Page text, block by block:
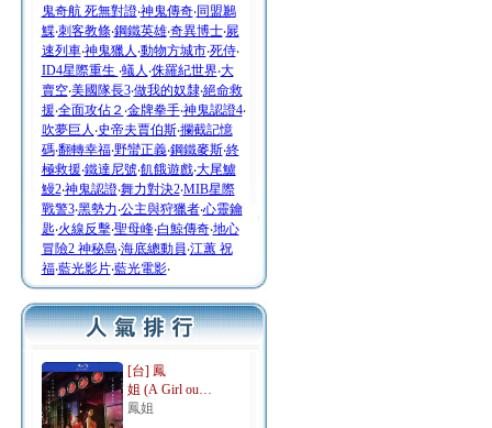
鬼奇航 死無對證‧神鬼傳奇‧同盟鶼
鰈‧刺客教條‧鋼鐵英雄‧奇異博士‧屍
速列車‧神鬼獵人 ‧動物方城市‧死侍‧
ID4星際重生 ‧蟻人 ‧侏羅紀世界‧大
賣空‧美國隊長3‧做我的奴隸‧絕命救
援‧全面攻佔２ ‧金牌拳手‧神鬼認證4‧
吹夢巨人 ‧史帝夫賈伯斯‧攔截記憶
碼‧翻轉幸福‧野蠻正義‧鋼鐵麥斯‧終
極救援‧鐵達尼號‧飢餓遊戲‧大尾鱸
鰻2‧神鬼認證‧舞力對決2‧MIB星際
戰警3‧黑勢力‧公主與狩獵者‧心靈鑰
匙‧火線反擊‧聖母峰‧白鯨傳奇‧地心
冒險2 神秘島‧海底總動員‧江蕙 祝
福‧藍光影片‧藍光電影‧
[台] 鳳
姐 (A Girl ou…
鳳姐